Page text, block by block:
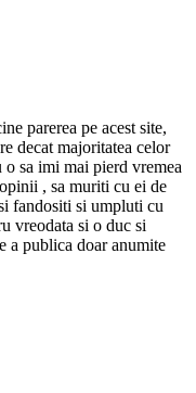
parerea pe acest site,
decat majoritatea celor
o sa imi mai pierd vremea
, sa muriti cu ei de
fandositi si umpluti cu
vreodata si o duc si
a publica doar anumite